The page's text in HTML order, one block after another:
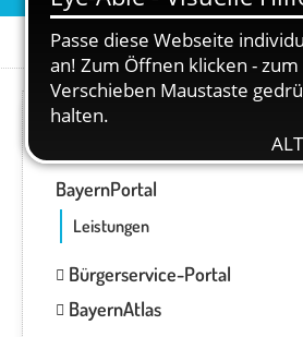
BayernPortal
Leistungen
Bürgerservice-Portal
BayernAtlas